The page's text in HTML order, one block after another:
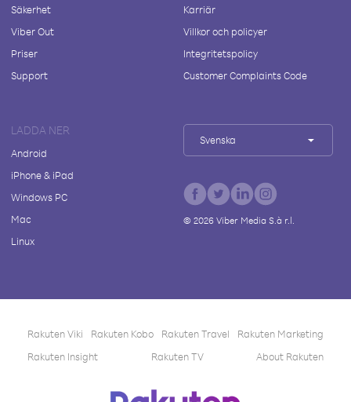
Säkerhet
Viber Out
Priser
Support
Karriär
Villkor och policyer
Integritetspolicy
Customer Complaints Code
LADDA NER
Android
iPhone & iPad
Windows PC
Mac
Linux
Svenska
© 2026Viber Media S.à r.l.
Rakuten Viki Rakuten Kobo Rakuten Travel
Rakuten Marketing
Rakuten Insight
Rakuten TV About Rakuten